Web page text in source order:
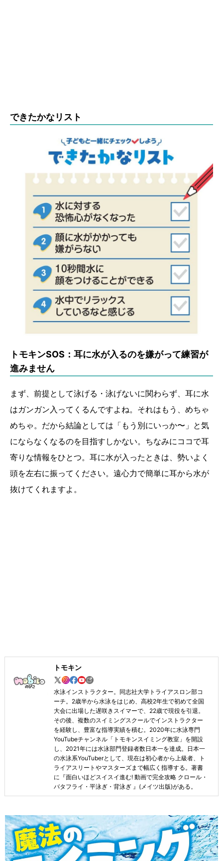
できたかなリスト
トモキンSOS：耳に水が入るのを嫌がって練習が
進みません
まず、前提として泳げる・泳げないに関わらず、耳に水
はガンガン入ってくるんですよね。それはもう、めちゃ
めちゃ。だから結論としては「もう別にいっか〜」と気
にならなくなるのを目指すしかない。ちなみにココで耳
寄りな情報をひとつ。耳に水が入ったときは、勢いよく
頭を左右に振ってください。遠心力で簡単に耳から水が
抜けてくれますよ。
トモキン
水泳インストラクター。同志社大学トライアスロン部コ
ーチ。2歳半から水泳をはじめ、高校2年生で初めて全国
大会に出場した遅咲きスイマーで、22歳で現役を引退。
その後、複数のスイミングスクールでインストラクター
を経験し、豊富な指導実績を積む。2020年に水泳専門
YouTubeチャンネル「トモキンスイミング教室」を開設
し、2021年には水泳部門登録者数日本一を達成。日本一
の水泳系YouTuberとして、現在は初心者から上級者、ト
ライアスリートやマスターズまで幅広く指導する。著書
に『面白いほどスイスイ進む! 動画で完全攻略 クロール・
バタフライ・平泳ぎ・背泳ぎ 』(メイツ出版)がある。